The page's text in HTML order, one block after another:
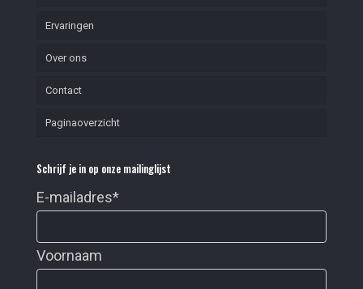
Ervaringen
Over ons
Contact
Paginaoverzicht
Schrijf je in op onze mailinglijst
E-mailadres*
Voornaam